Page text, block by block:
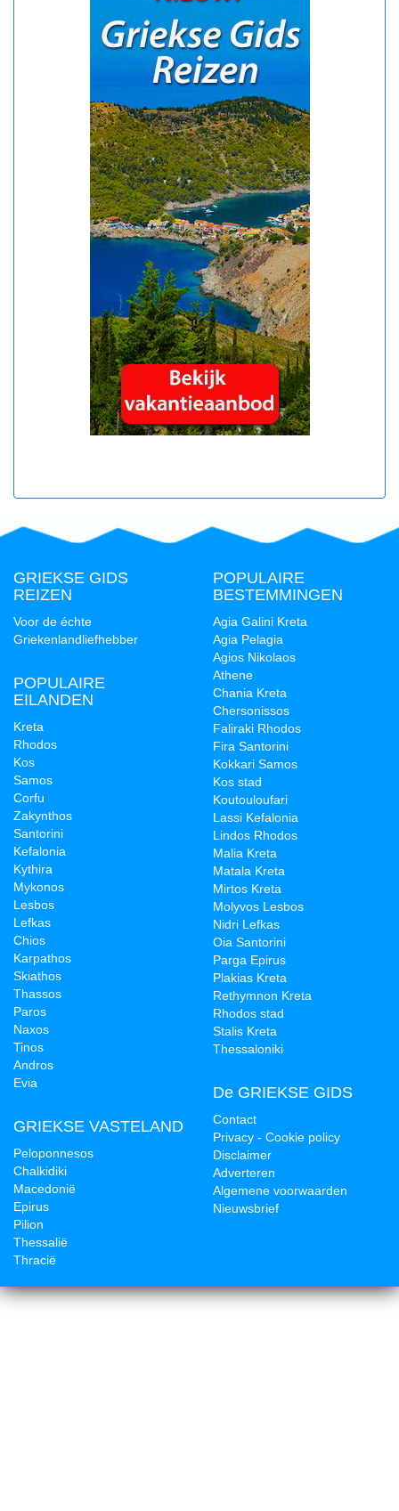
GRIEKSE GIDS
REIZEN
Voor de échte
Griekenlandliefhebber
POPULAIRE
EILANDEN
Kreta
Rhodos
Kos
Samos
Corfu
Zakynthos
Santorini
Kefalonia
Kythira
Mykonos
Lesbos
Lefkas
Chios
Karpathos
Skiathos
Thassos
Paros
Naxos
Tinos
Andros
Evia
GRIEKSE VASTELAND
Peloponnesos
Chalkidiki
Macedonië
Epirus
Pilion
Thessalië
Thracië
POPULAIRE
BESTEMMINGEN
Agia Galini Kreta
Agia Pelagia
Agios Nikolaos
Athene
Chania Kreta
Chersonissos
Faliraki Rhodos
Fira Santorini
Kokkari Samos
Kos stad
Koutouloufari
Lassi Kefalonia
Lindos Rhodos
Malia Kreta
Matala Kreta
Mirtos Kreta
Molyvos Lesbos
Nidri Lefkas
Oia Santorini
Parga Epirus
Plakias Kreta
Rethymnon Kreta
Rhodos stad
Stalis Kreta
Thessaloniki
De GRIEKSE GIDS
Contact
Privacy - Cookie policy
Disclaimer
Adverteren
Algemene voorwaarden
Nieuwsbrief